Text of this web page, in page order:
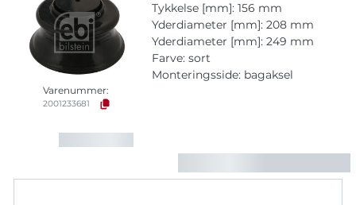
Varenummer:
2001233681
Tykkelse [mm]: 156 mm
Yderdiameter [mm]: 208 mm
Yderdiameter [mm]: 249 mm
Farve: sort
Monteringsside: bagaksel